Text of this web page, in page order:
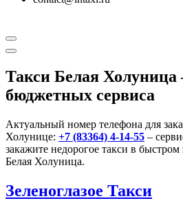
Такси Белая Холуница
бюджетных сервиса
Актуальный номер телефона для
Холунице: +7 (83364) 4-14-55 –
закажите недорогое такси в
Белая Холуница.
Зеленоглазое Такси